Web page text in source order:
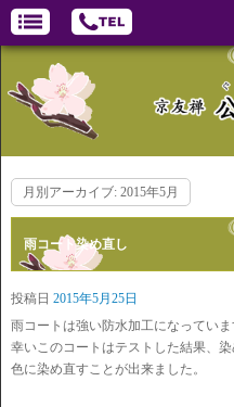
月別アーカイブ: 2015年5月
雨コート染め直し
投稿日 2015年5月25日
雨コートは強い防水加工になってい
幸いこのコートはテストした結果、
色に染め直すことが出来ました。